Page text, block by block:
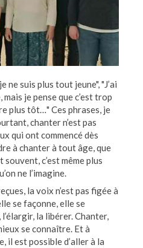
ne suis plus tout jeune", "J’ai
je pense que c’est trop
plus tôt…" Ces phrases, je
chanter n’est pas
qui ont commencé dès
à chanter à tout âge, que
souvent, c’est même plus
ne l’imagine.
la voix n’est pas figée à
se façonne, elle se
la libérer. Chanter,
se connaître. Et à
il est possible d’aller à la